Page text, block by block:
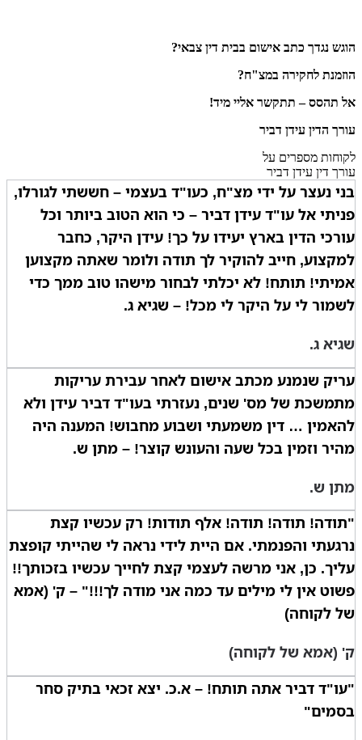
הוגש נגדך כתב אישום בבית דין צבאי?
הוזמנת לחקירה במצ"ח?
אל תהסס – תתקשר אליי מיד!
עורך הדין עידן דביר
לקוחות מספרים על
עורך דין עידן דביר
בני נעצר על ידי מצ"ח, כעו"ד בעצמי – חששתי לגורלו,
פניתי אל עו"ד עידן דביר – כי הוא הטוב ביותר וכל
עורכי הדין בארץ יעידו על כך! עידן היקר, כחבר
למקצוע, חייב להוקיר לך תודה ולומר שאתה מקצוען
אמיתי! תותח! לא יכלתי לבחור מישהו טוב ממך כדי
לשמור לי על היקר לי מכל! – שגיא ג.
שגיא ג.
עריק שנמנע מכתב אישום לאחר עבירת עריקות
מתמשכת של מס' שנים, נעזרתי בעו"ד דביר עידן ולא
להאמין … דין משמעתי ושבוע מחבוש! המענה היה
מהיר וזמין בכל שעה והעונש קוצר! – מתן ש.
מתן ש.
"תודה! תודה! תודה! אלף תודות! רק עכשיו קצת
נרגעתי והפנמתי. אם היית לידי נראה לי שהייתי קופצת
עליך. כן, אני מרשה לעצמי קצת לחייך עכשיו בזכותך!!
פשוט אין לי מילים עד כמה אני מודה לך!!!" – ק' (אמא
של לקוחה)
ק' (אמא של לקוחה)
"עו"ד דביר אתה תותח! – א.כ. יצא זכאי בתיק סחר
בסמים"